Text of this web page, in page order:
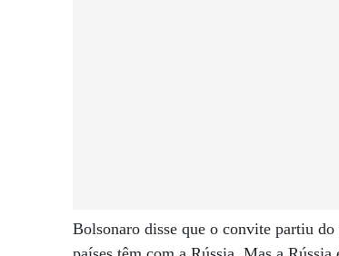
Bolsonaro disse que o convite partiu